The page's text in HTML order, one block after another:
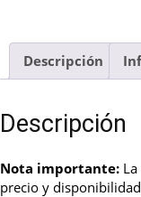
Descripción
Descripción
Nota importante:
precio y